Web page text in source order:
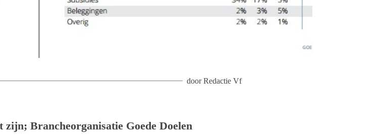
doorRedactie Vf
Brancheorganisatie Goede Doelen